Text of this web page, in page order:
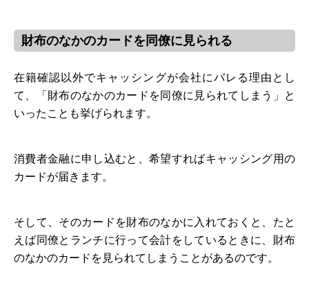
財布のなかのカードを同僚に見られる
在籍確認以外でキャッシングが会社にバレる理由とし
て、「財布のなかのカードを同僚に見られてしまう」と
いったことも挙げられます。
消費者金融に申し込むと、希望すればキャッシング用の
カードが届きます。
そして、そのカードを財布のなかに入れておくと、たと
えば同僚とランチに行って会計をしているときに、財布
のなかのカードを見られてしまうことがあるのです。